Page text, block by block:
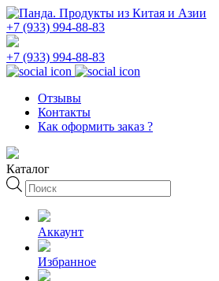
+7 (933) 994-88-83
+7 (933) 994-88-83
Отзывы
Контакты
Как оформить заказ ?
Каталог
Поиск
товаров
Аккаунт
Избранное